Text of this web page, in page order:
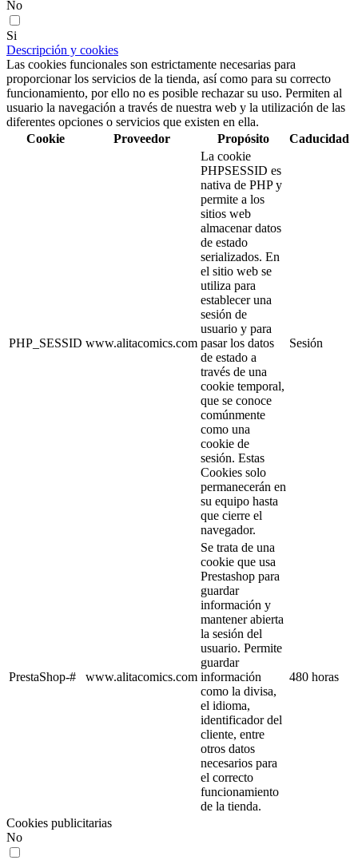
No
Si
Descripción y cookies
Las cookies funcionales son estrictamente necesarias para
proporcionar los servicios de la tienda, así como para su correcto
funcionamiento, por ello no es posible rechazar su uso. Permiten al
usuario la navegación a través de nuestra web y la utilización de las
diferentes opciones o servicios que existen en ella.
Cookie
Proveedor Propósito Caducidad
PHP_SESSID www.alitacomics.com
La cookie
PHPSESSID es
nativa de PHP y
permite a los
sitios web
almacenar datos
de estado
serializados. En
el sitio web se
utiliza para
establecer una
sesión de
usuario y para
pasar los datos
de estado a
través de una
cookie temporal,
que se conoce
comúnmente
como una
cookie de
sesión. Estas
Cookies solo
permanecerán en
su equipo hasta
que cierre el
navegador.
Sesión
PrestaShop-# www.alitacomics.com
Se trata de una
cookie que usa
Prestashop para
guardar
información y
mantener abierta
la sesión del
usuario. Permite
guardar
información
como la divisa,
el idioma,
identificador del
cliente, entre
otros datos
necesarios para
el correcto
funcionamiento
de la tienda.
480 horas
Cookies publicitarias
No